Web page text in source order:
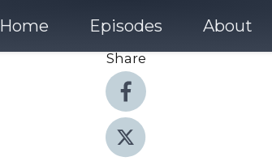
Home Episodes About
Share